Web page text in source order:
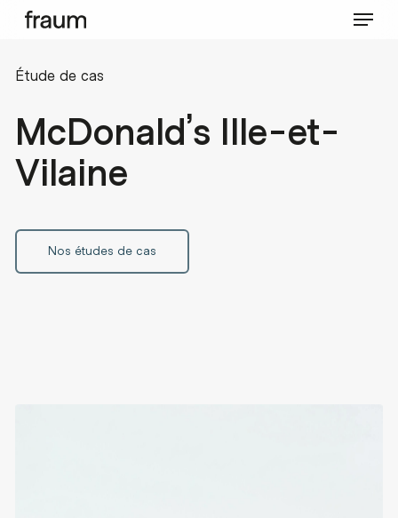
Skip
content
Menu
Étude de cas
McDonald’s Ille-et-
Vilaine
Nos études de cas